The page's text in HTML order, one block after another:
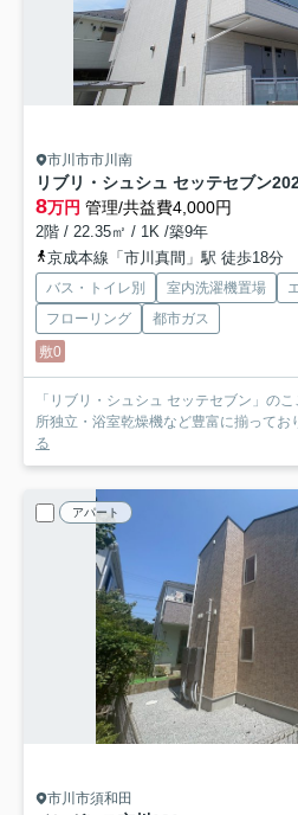
市川市市川南
リブリ・シュシュ セッテセブン
8万円 管理/共益費4,000円
2階 / 22.35㎡ / 1K /築9年
京成本線「市川真間」駅 徒歩18分
バス・トイレ別 室内洗濯機置場
フローリング
都市ガス
敷0
「リブリ・シュシュ セッテセブン」の
所独立・浴室乾燥機など豊富に揃ってお
る
アパート
市川市須和田